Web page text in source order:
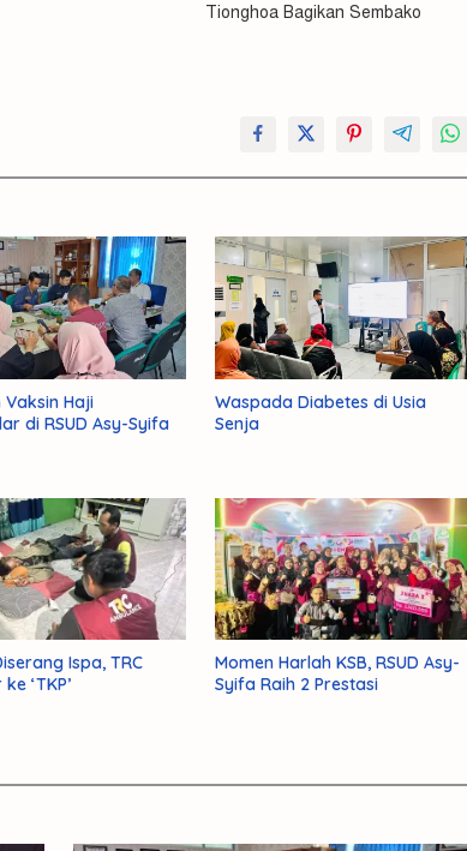
Tionghoa Bagikan Sembako
Haji
di RSUD Asy-Syifa
Waspada Diabetes di Usia
Senja
Ispa, TRC
‘TKP’
Momen Harlah KSB, RSUD Asy-
Syifa Raih 2 Prestasi
Polisi Ringkus
Pemda KSB
Terbuka
Kinerja
Bandar
Ganja Lintas
Kilogram